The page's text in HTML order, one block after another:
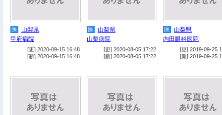
医
山梨県
甲府病院
[更] 2020-09-15 16:48
[新] 2020-09-15 16:48
医
山梨県
山梨病院
[更] 2020-08-05 17:22
[新] 2020-08-05 17:22
医
山梨県
内田眼科医院
[更] 2019-09-25
[新] 2019-09-25